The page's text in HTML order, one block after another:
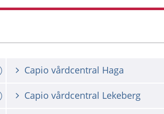
Capio vårdcentral Haga
Capio vårdcentral Lekeberg